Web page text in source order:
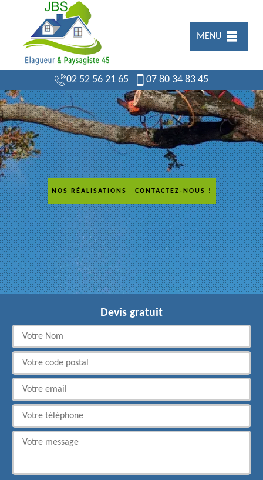
MENU
02 52 56 21 65 07 80 34 83 45
NOS RÉALISATIONS CONTACTEZ-NOUS !
Devis gratuit